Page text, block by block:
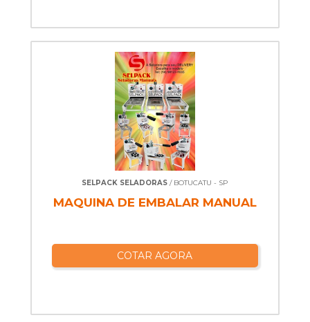
SELPACK SELADORAS / BOTUCATU - SP
MAQUINA DE EMBALAR MANUAL
COTAR AGORA